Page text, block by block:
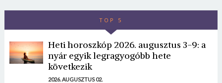
TOP 5
Heti horoszkóp 2026. augusztus 3-9: a
nyár egyik legragyogóbb hete
következik
2026. AUGUSZTUS 02.